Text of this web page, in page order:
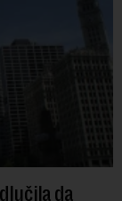
da